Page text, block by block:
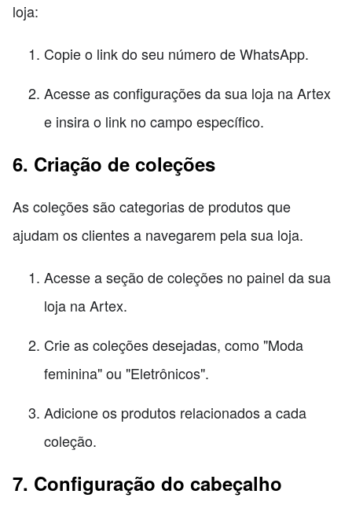
loja:
Copie o link do seu número de WhatsApp.
Acesse as configurações da sua loja na Artex
e insira o link no campo específico.
6. Criação de coleções
As coleções são categorias de produtos que
ajudam os clientes a navegarem pela sua loja.
Acesse a seção de coleções no painel da sua
loja na Artex.
Crie as coleções desejadas, como "Moda
feminina" ou "Eletrônicos".
Adicione os produtos relacionados a cada
coleção.
7. Configuração do cabeçalho